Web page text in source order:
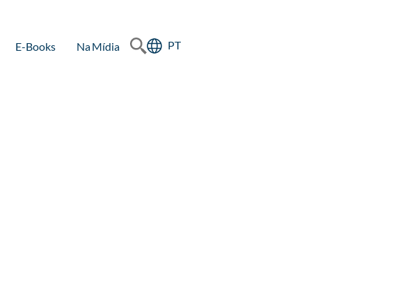
E-Books Na Mídia PT